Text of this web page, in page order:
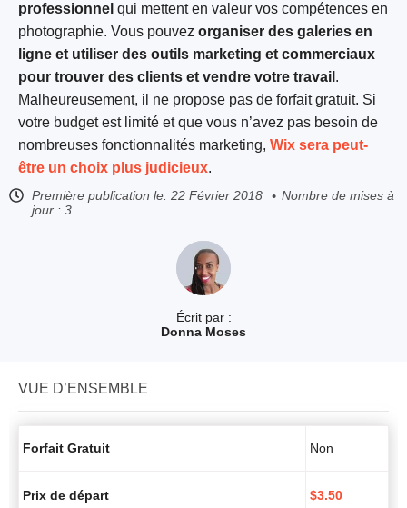
Écrit par :
Donna Moses
professionnel qui mettent en valeur vos compétences en
photographie. Vous pouvez organiser des galeries en
ligne et utiliser des outils marketing et commerciaux
pour trouver des clients et vendre votre travail .
Malheureusement, il ne propose pas de forfait gratuit. Si
votre budget est limité et que vous n’avez pas besoin de
nombreuses fonctionnalités marketing, Wix sera peut-
être un choix plus judicieux.
Première publication le: 22 Février 2018
Nombre de mises à
jour : 3
VUE D’ENSEMBLE
Forfait Gratuit Non
Prix de départ $3.50